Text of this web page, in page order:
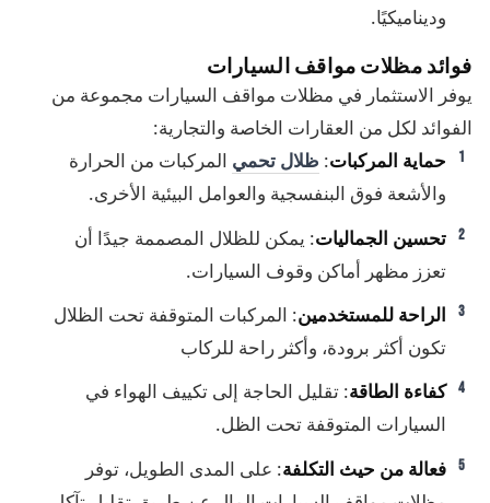
وديناميكيًا.
فوائد مظلات مواقف السيارات
يوفر الاستثمار في مظلات مواقف السيارات مجموعة من
الفوائد لكل من العقارات الخاصة والتجارية:
حماية المركبات: ظلال تحمي المركبات من الحرارة
والأشعة فوق البنفسجية والعوامل البيئية الأخرى.
تحسين الجماليات: يمكن للظلال المصممة جيدًا أن
تعزز مظهر أماكن وقوف السيارات.
الراحة للمستخدمين: المركبات المتوقفة تحت الظلال
تكون أكثر برودة، وأكثر راحة للركاب
كفاءة الطاقة: تقليل الحاجة إلى تكييف الهواء في
السيارات المتوقفة تحت الظل.
فعالة من حيث التكلفة: على المدى الطويل، توفر